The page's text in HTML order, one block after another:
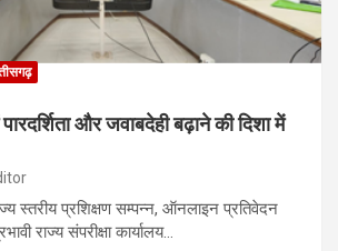
और जवाबदेही बढ़ाने की दिशा में
स्तरीय प्रशिक्षण सम्पन्न, ऑनलाइन प्रतिवेदन
राज्य संपरीक्षा कार्यालय…